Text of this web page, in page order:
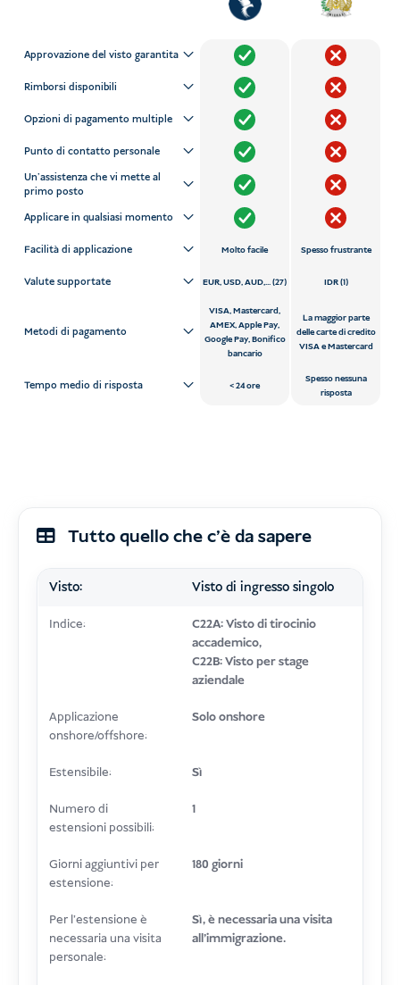
Approvazione del visto garantita
Rimborsi disponibili
Opzioni di pagamento multiple
Punto di contatto personale
Un'assistenza che vi mette al
primo posto
Applicare in qualsiasi momento
Facilità di applicazione Molto facile Spesso frustrante
Valute supportate EUR, USD, AUD,... (27) IDR (1)
Metodi di pagamento
VISA, Mastercard,
AMEX, Apple Pay,
Google Pay, Bonifico
bancario
La maggior parte
delle carte di credito
VISA e Mastercard
Tempo medio di risposta 24 ore
Spesso nessuna
risposta
Tutto quello che c'è da sapere
Visto: Visto di ingresso singolo
Indice:
C22A: Visto di tirocinio
accademico,
C22B: Visto per stage
aziendale
Applicazione
onshore/offshore:
Solo onshore
Estensibile: Sì
Numero di
estensioni possibili:
1
Giorni aggiuntivi per
estensione:
180 giorni
Per l'estensione è
necessaria una visita
personale:
Sì, è necessaria una visita
all'immigrazione.